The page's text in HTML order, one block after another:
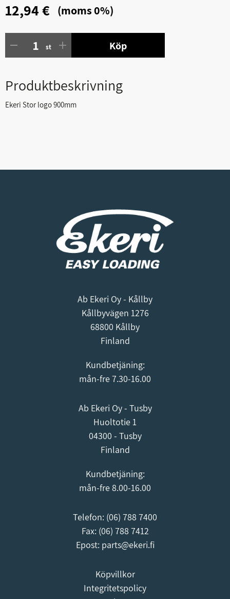
12,94 € (moms 0%)
st Köp
Produktbeskrivning
Ekeri Stor logo 900mm
Ab Ekeri Oy - Kållby
Kållbyvägen 1276
68800 Kållby
Finland
Kundbetjäning:
mån-fre 7.30-16.00
Ab Ekeri Oy - Tusby
Huoltotie 1
04300 - Tusby
Finland
Kundbetjäning:
mån-fre 8.00-16.00
Telefon: (06) 788 7400
Fax: (06) 788 7412
Epost: parts@ekeri.fi
Köpvillkor
Integritetspolicy